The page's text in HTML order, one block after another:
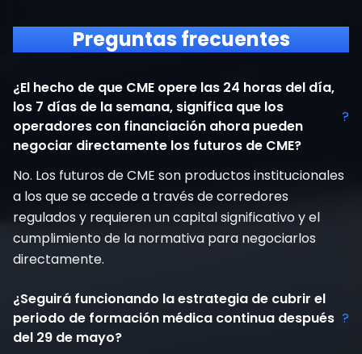
Preguntas frecuentes
¿El hecho de que CME opere las 24 horas del día,
los 7 días de la semana, significa que los
operadores con financiación ahora pueden
negociar directamente los futuros de CME?
?
No. Los futuros de CME son productos institucionales
a los que se accede a través de corredores
regulados y requieren un capital significativo y el
cumplimiento de la normativa para negociarlos
directamente.
¿Seguirá funcionando la estrategia de cubrir el
periodo de formación médica continua después
del 29 de mayo?
?